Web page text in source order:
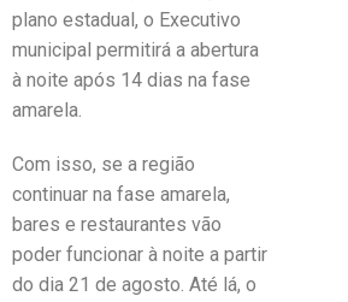
plano estadual, o Executivo
municipal permitirá a abertura
à noite após 14 dias na fase
amarela.
Com isso, se a região
continuar na fase amarela,
bares e restaurantes vão
poder funcionar à noite a partir
do dia 21 de agosto. Até lá, o